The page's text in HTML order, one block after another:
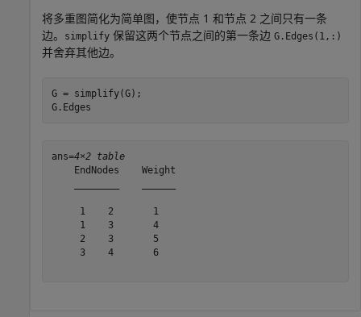
将多重图简化为简单图，使节点 1 和节点 2 之间只有一条
边。
simplify 保留这两个节点之间的第一条边 G.Edges(1,:)
并舍弃其他边。
G = simplify(G);
G.Edges
ans=4×2 table
    EndNodes    Weight
     1    2       1
     1    3       4
     2    3       5
     3    4       6